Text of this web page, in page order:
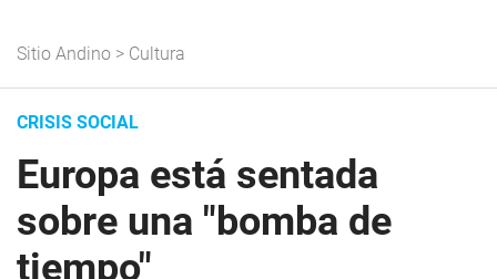
Sitio Andino > Cultura
CRISIS SOCIAL
Europa está sentada
sobre una "bomba de
tiempo"